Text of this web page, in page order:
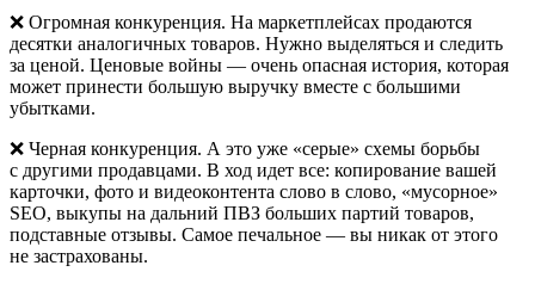
❌ Огромная конкуренция. На маркетплейсах продаются
десятки аналогичных товаров. Нужно выделяться и следить
за ценой. Ценовые войны — очень опасная история, которая
может принести большую выручку вместе с большими
убытками.
❌ Черная конкуренция. А это уже «серые» схемы борьбы
с другими продавцами. В ход идет все: копирование вашей
карточки, фото и видеоконтента слово в слово, «мусорное»
SEO, выкупы на дальний ПВЗ больших партий товаров,
подставные отзывы. Самое печальное — вы никак от этого
не застрахованы.